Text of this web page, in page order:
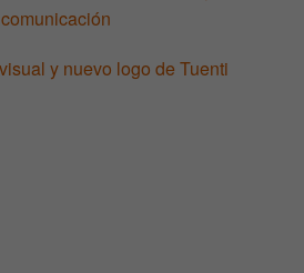
comunicación
y nuevo logo de Tuenti